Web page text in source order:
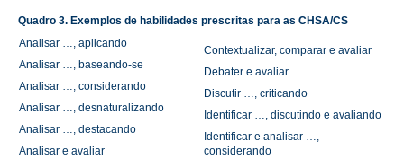
Quadro 3. Exemplos de habilidades prescritas para as CHSA/CS
Analisar …, aplicando
Analisar …, baseando-se
Analisar …, considerando
Analisar …, desnaturalizando
Analisar …, destacando
Analisar e avaliar
Contextualizar, comparar e avaliar
Debater e avaliar
Discutir …, criticando
Identificar …, discutindo e avaliando
Identificar e analisar …,
considerando